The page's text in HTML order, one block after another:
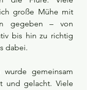
große Mühe mit
gegeben – von
bis hin zu richtig
dabei.
gemeinsam
und gelacht. Viele